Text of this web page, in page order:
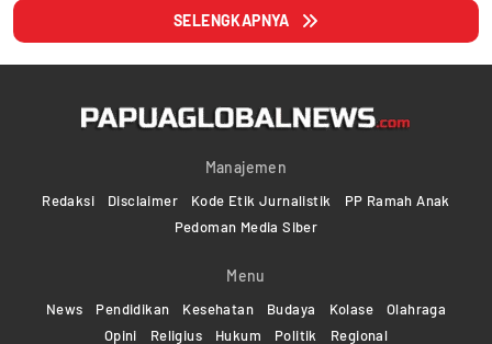
SELENGKAPNYA
Manajemen
Redaksi Disclaimer Kode Etik Jurnalistik
PP Ramah Anak
Pedoman Media Siber
Menu
News Pendidikan Kesehatan Budaya Kolase
Olahraga
Opini
Religius Hukum Politik Regional